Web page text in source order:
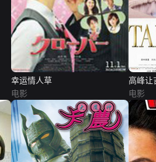
幸运情人草
电影
高峰让
的人
电影